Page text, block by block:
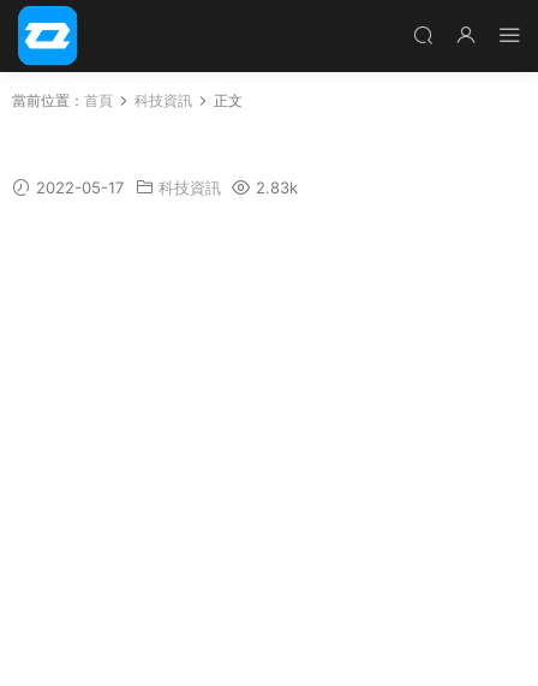
當前位置： 首頁 科技資訊 正文
2022-05-17 科技資訊 2.83k